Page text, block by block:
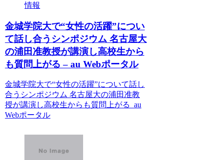
情報
金城学院大で“女性の活躍”につい
て話し合うシンポジウム 名古屋大
の浦田准教授が講演し高校生から
も質問上がる – au Webポータル
金城学院大で“女性の活躍”について話し
合うシンポジウム 名古屋大の浦田准教
授が講演し高校生からも質問上がる au
Webポータル